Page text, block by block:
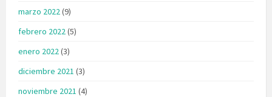
marzo 2022(9)
febrero 2022(5)
enero 2022(3)
diciembre 2021 (3)
noviembre 2021 (4)